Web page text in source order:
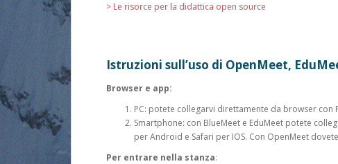
> Le risorce per la didattica open source
Istruzioni sull’uso di OpenMeet,
Browser e app:
PC: potete collegarvi direttamente da browser con
Smartphone: con BlueMeet e EduMeet potete
per Android e Safari per IOS. Con OpenMeet
Per entrare nella stanza: